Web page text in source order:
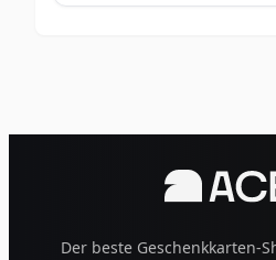
Der beste Geschenkkarten-